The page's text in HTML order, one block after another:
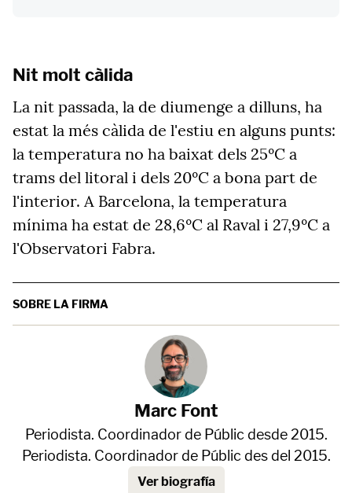
Nit molt càlida
La nit passada, la de diumenge a dilluns, ha
estat la més càlida de l'estiu en alguns punts:
la temperatura no ha baixat dels 25ºC a
trams del litoral i dels 20ºC a bona part de
l'interior. A Barcelona, la temperatura
mínima ha estat de 28,6ºC al Raval i 27,9ºC a
l'Observatori Fabra.
SOBRE LA FIRMA
Marc Font
Periodista. Coordinador de Públic desde 2015.
Periodista. Coordinador de Públic des del 2015.
Ver biografía